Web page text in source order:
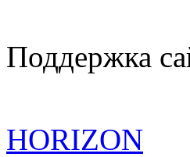
Поддержка
HORIZON